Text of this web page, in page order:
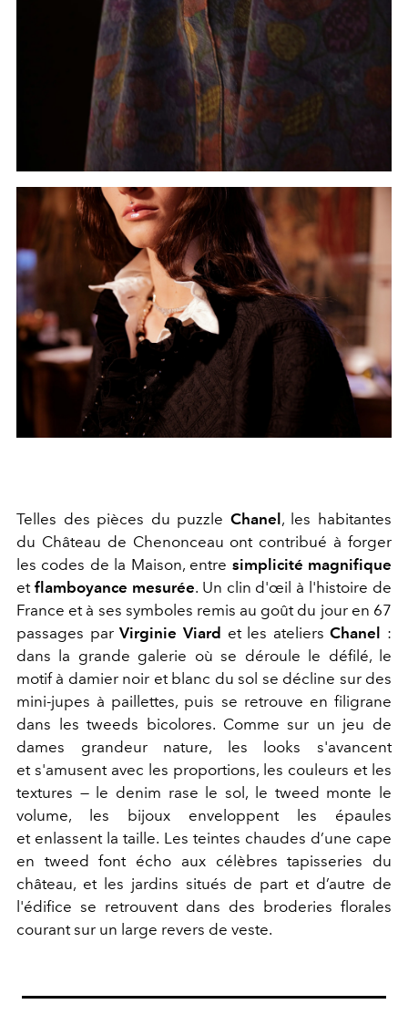
Telles des pièces du puzzle Chanel , les habitantes
du Château de Chenonceau ont contribué à forger
les codes de la Maison, entre simplicité magnifique
et flamboyance mesurée. Un clin d'œil à l'histoire de
France et à ses symboles remis au goût du jour en 67
passages parVirginie Viard et les ateliersChanel
:
dans la grande galerie où se déroule le défilé, le
motif à damier noir et blanc du sol se décline sur des
mini-jupes à paillettes, puis se retrouve en filigrane
dans les tweeds bicolores. Comme sur un jeu de
dames grandeur nature, les looks s'avancent
et s'amusent avec les proportions, les couleurs et les
textures — le denim rase le sol, le tweed monte le
volume, les bijoux enveloppent les épaules
et enlassent la taille. Les teintes chaudes d’une cape
en tweed font écho aux célèbres tapisseries du
château, et les jardins situés de part et d’autre de
l'édifice se retrouvent dans des broderies florales
courant sur un large revers de veste.